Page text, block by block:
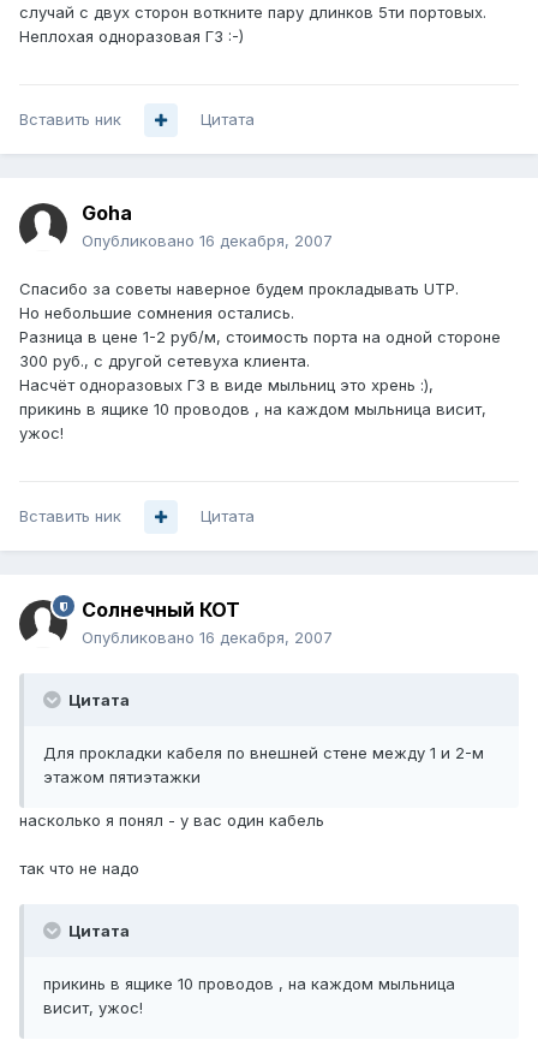
случай с двух сторон воткните пару длинков 5ти портовых.
Неплохая одноразовая ГЗ :-)
Вставить ник Цитата
Goha
Опубликовано 16 декабря, 2007
Спасибо за советы наверное будем прокладывать UTP.
Но небольшие сомнения остались.
Разница в цене 1-2 руб/м, стоимость порта на одной стороне
300 руб., с другой сетевуха клиента.
Насчёт одноразовых ГЗ в виде мыльниц это хрень :),
прикинь в ящике 10 проводов , на каждом мыльница висит,
ужос!
Вставить ник Цитата
Солнечный КОТ
Опубликовано 16 декабря, 2007
Цитата
Для прокладки кабеля по внешней стене между 1 и 2-м
этажом пятиэтажки
насколько я понял - у вас один кабель
так что не надо
Цитата
прикинь в ящике 10 проводов , на каждом мыльница
висит, ужос!